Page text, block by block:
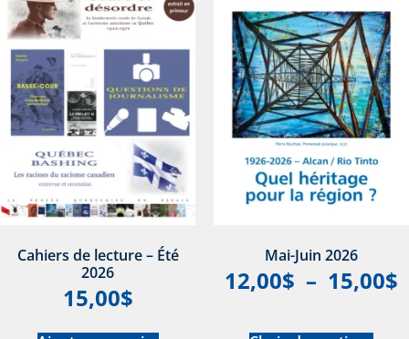
Cahiers de lecture – Été
2026
15,00$
Mai-Juin 2026
12,00$ – 15,00$